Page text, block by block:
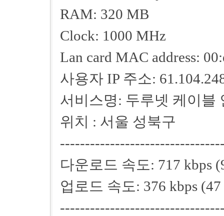
RAM: 320 MB
Clock: 1000 MHz
Lan card MAC address:
사용자 IP 주소:
서비스명: 두루넷 케이블
위치 : 서울 성북구
다운로드 속도: 717 kbps
업로드 속도: 376 kbps